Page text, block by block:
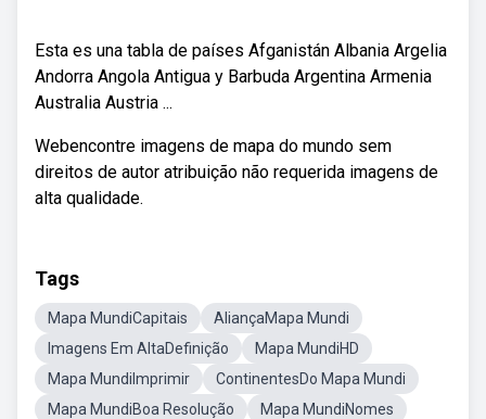
Esta es una tabla de países Afganistán Albania Argelia
Andorra Angola Antigua y Barbuda Argentina Armenia
Australia Austria ...
Webencontre imagens de mapa do mundo sem
direitos de autor atribuição não requerida imagens de
alta qualidade.
Tags
Mapa MundiCapitais
AliançaMapa Mundi
Imagens Em AltaDefinição
Mapa MundiHD
Mapa MundiImprimir
ContinentesDo Mapa Mundi
Mapa MundiBoa Resolução
Mapa MundiNomes